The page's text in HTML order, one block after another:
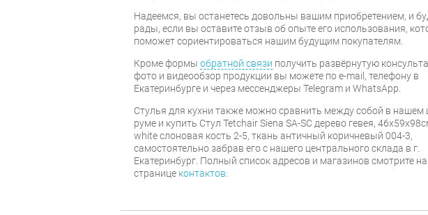
Надеемся, вы останетесь довольны вашим приобретением, и
рады, если вы оставите отзыв об опыте его использования,
поможет сориентироваться нашим будущим покупателям.
Кроме формы обратной связи получить развёрнутую
фото и видеообзор продукции вы можете по e-mail, телефону в
Екатеринбурге и через мессенджеры Telegram и WhatsApp.
Стулья для кухни также можно сравнить между собой в нашем
руме и купить Стул Tetchair Siena SA-SC дерево гевея,
white слоновая кость 2-5, ткань античный коричневый 004-3,
самостоятельно забрав его с нашего центрального склада в г.
Екатеринбург. Полный список адресов и магазинов смотрите на
странице контактов